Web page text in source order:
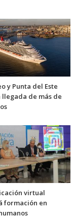
y Punta del Este
llegada de más de
virtual
formación en